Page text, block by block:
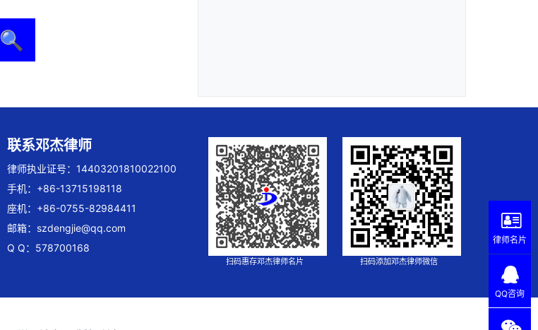
🔍
联系邓杰律师
律师执业证号：14403201810022100
手机：+86-13715198118
座机：+86-0755-82984411
邮箱： szdengjie@qq.com
Q Q：578700168
扫码惠存邓杰律师名片 扫码添加邓杰律师微信
律师名片
QQ咨询